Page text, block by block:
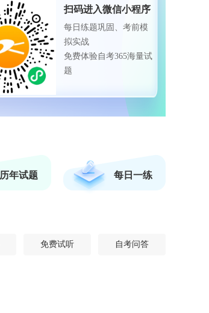
扫码进入微信小程序
每日练题巩固、考前模
拟实战
免费体验自考365海量试
题
历年试题 每日一练
免费试听 自考问答